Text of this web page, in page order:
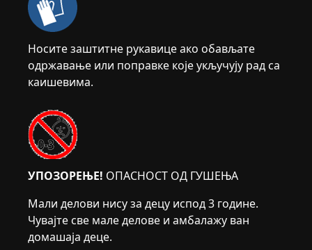
Носите заштитне рукавице ако обављате
одржавање или поправке које укључују рад са
каишевима.
УПОЗОРЕЊЕ! ОПАСНОСТ ОД ГУШЕЊА
Мали делови нису за децу испод 3 године.
Чувајте све мале делове и амбалажу ван
домашаја деце.